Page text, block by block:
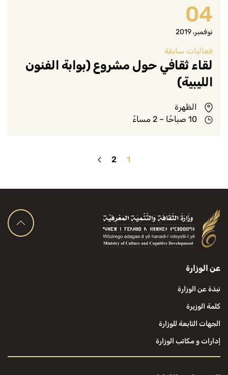
04
نوفمبر، 2019
فعاليات سابقة
لقاء ثقافي حول مشروع (بوابة الفنون
الليبية)
الظهرة
10 صباحًا – 2 مساءً
1
2
عن الوزارة
نبذة عن الوزارة
كلمة الوزيرة
الجهات التابعة للوزارة
إدارات و مكاتب الوزارة